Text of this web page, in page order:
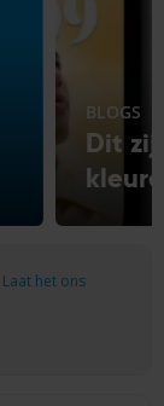
BLOGS
Dit
Laat het ons